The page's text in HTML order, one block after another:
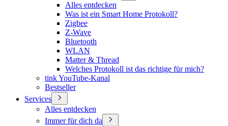
Alles entdecken
Was ist ein Smart Home Protokoll?
Zigbee
Z-Wave
Bluetooth
WLAN
Matter & Thread
Welches Protokoll ist das richtige für mich?
tink YouTube-Kanal
Bestseller
Services
Alles entdecken
Immer für dich da